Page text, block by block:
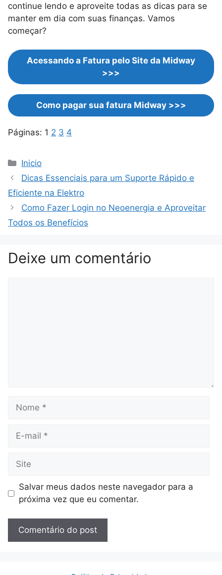
continue lendo e aproveite todas as dicas para se
manter em dia com suas finanças. Vamos
começar?
Acessando a Fatura pelo Site da Midway
>>>
Como pagar sua fatura Midway >>>
Páginas: 1 2 3 4
Categorias
Inicio
Dicas Essenciais para um Suporte Rápido e
Eficiente na Elektro
Como Fazer Login no Neoenergia e Aproveitar
Todos os Benefícios
Deixe um comentário
Nome
Site
Salvar meus dados neste navegador para a
próxima vez que eu comentar.